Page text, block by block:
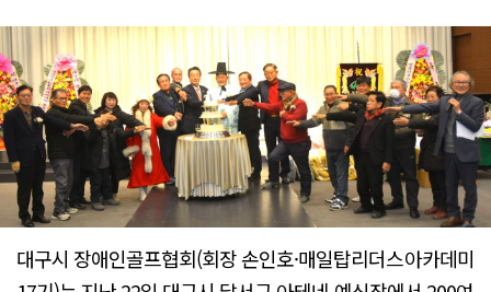
대구시 장애인골프협회(회장 손인호·매일탑리더스아카데미